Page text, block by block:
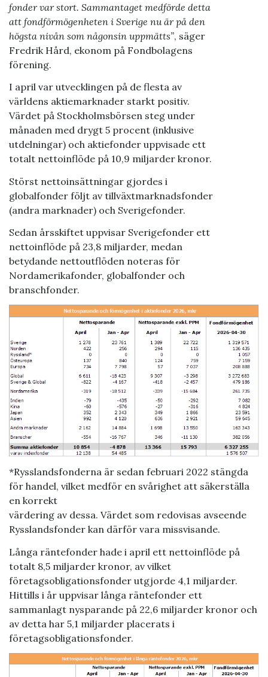
fonder var stort. Sammantaget medförde detta
att fondförmögenheten i Sverige nu är på den
högsta nivån som någonsin uppmätts”, säger
Fredrik Hård, ekonom på Fondbolagens
förening.
I april var utvecklingen på de flesta av
världens aktiemarknader starkt positiv.
Värdet på Stockholmsbörsen steg under
månaden med drygt 5 procent (inklusive
utdelningar) och aktiefonder uppvisade ett
totalt nettoinflöde på 10,9 miljarder kronor.
Störst nettoinsättningar gjordes i
globalfonder följt av tillväxtmarknadsfonder
(andra marknader) och Sverigefonder.
Sedan årsskiftet uppvisar Sverigefonder ett
nettoinflöde på 23,8 miljarder, medan
betydande nettoutflöden noteras för
Nordamerikafonder, globalfonder och
branschfonder.
*Rysslandsfonderna är sedan februari 2022 stängda
för handel, vilket medför en svårighet att säkerställa
en korrekt
värdering av dessa. Värdet som redovisas avseende
Rysslandsfonder kan därför vara missvisande.
Långa räntefonder hade i april ett nettoinflöde på
totalt 8,5 miljarder kronor, av vilket
företagsobligationsfonder utgjorde 4,1 miljarder.
Hittills i år uppvisar långa räntefonder ett
sammanlagt nysparande på 22,6 miljarder kronor och
av detta har 5,1 miljarder placerats i
företagsobligationsfonder.